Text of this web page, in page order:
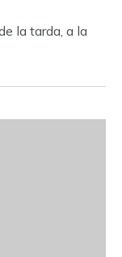
la tarda, a la